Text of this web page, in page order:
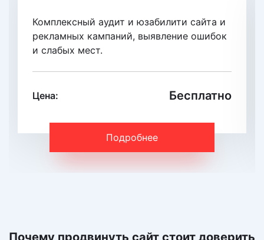
Комплексный аудит и юзабилити сайта и
рекламных кампаний, выявление ошибок
и слабых мест.
Цена: Бесплатно
Подробнее
Почему продвинуть сайт стоит доверить